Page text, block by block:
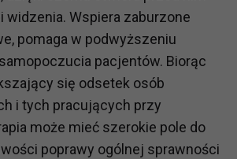
widzenia. Wspiera zaburzone
pomaga w podwyższeniu
pacjentów. Biorąc
się odsetek osób
i tych pracujących przy
może mieć szerokie pole do
poprawy ogólnej sprawności